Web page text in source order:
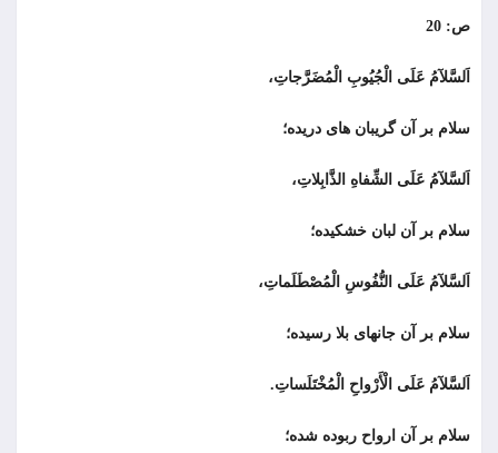
ص: 20
اَلسَّلآمُ عَلَى الْجُيُوبِ الْمُضَرَّجاتِ،
سلام بر آن گريبان هاى دریده؛
اَلسَّلآمُ عَلَى الشِّفاهِ الذَّابِلاتِ،
سلام بر آن لبان خشكيده؛
اَلسَّلآمُ عَلَى النُّفُوسِ الْمُصْطَلَماتِ،
سلام بر آن جانهاى بلا رسیده؛
اَلسَّلآمُ عَلَى الْأَرْواحِ الْمُخْتَلَساتِ.
سلام بر آن ارواح ربوده شده؛